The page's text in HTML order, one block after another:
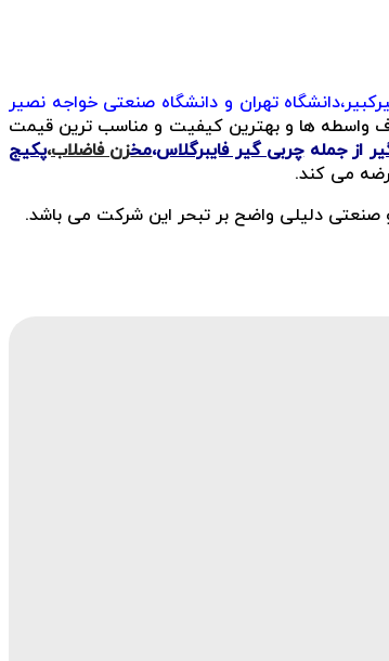
تهران و دانشگاه صنعتی خواجه نصیر
واسطه ها و بهترین کیفیت و مناسب ترین قیمت
از جملهچربی گیر فایبرگلاس،مخزن فاضلاب،پکیج
می کند.
و صنعتی دلیلی واضح بر تبحر این شرکت می باشد.